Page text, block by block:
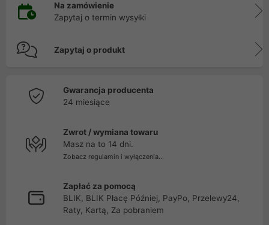
Na zamówienie
Zapytaj o termin wysyłki
Zapytaj o produkt
Gwarancja producenta
24 miesiące
Zwrot / wymiana towaru
Masz na to 14 dni.
Zobacz regulamin i wyłączenia...
Zapłać za pomocą
BLIK, BLIK Płacę Później, PayPo, Przelewy24,
Raty, Kartą, Za pobraniem